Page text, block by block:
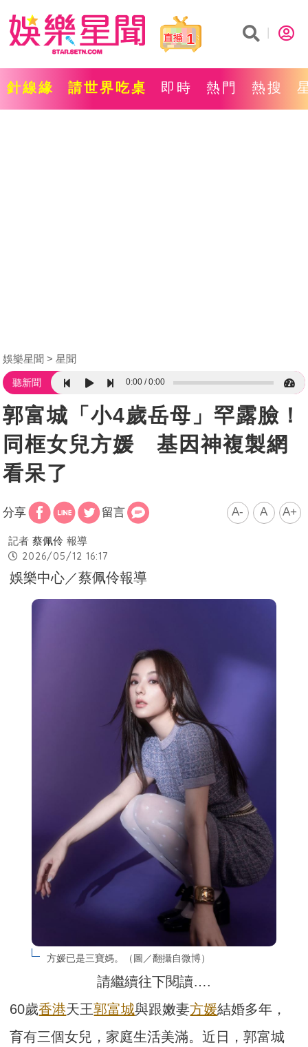
1
針線緣 請世界吃桌 即時 熱門 熱搜
娛樂星聞 星聞
聽新聞 0:00 0:00
郭富城「小4歲岳母」罕露臉！
同框女兒方媛 基因神複製網
看呆了
分享 留言 A- A A+
記者 蔡佩伶 報導
2026/05/12 16:17
娛樂中心／蔡佩伶報導
方媛已是三寶媽。（圖／翻攝自微博）
請繼續往下閱讀….
60歲香港天王郭富城與跟嫩妻方媛結婚多年，
育有三個女兒，家庭生活美滿。近日，郭富城